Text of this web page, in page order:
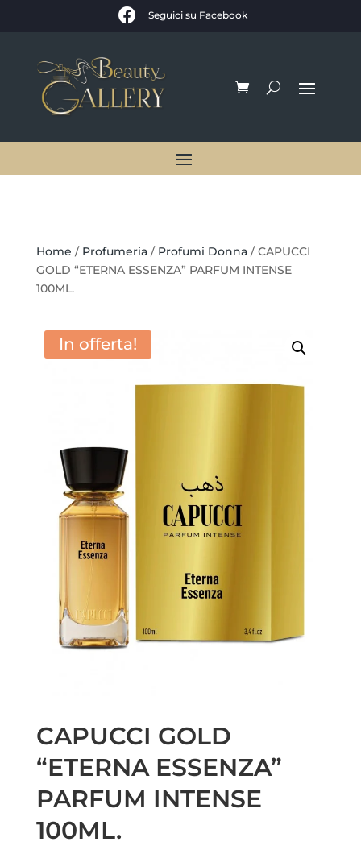
 Seguici su Facebook
Home / Profumeria/ Profumi Donna/ CAPUCCI
GOLD “ETERNA ESSENZA” PARFUM INTENSE
100ML.
In offerta!
CAPUCCI GOLD
“ETERNA ESSENZA”
PARFUM INTENSE
100ML.